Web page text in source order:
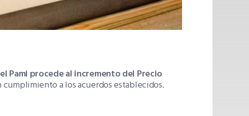
Pami procede al incremento del Precio
a los acuerdos establecidos.